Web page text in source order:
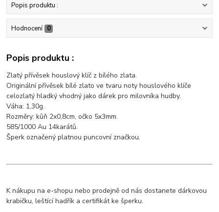
Popis produktu :
Hodnocení 0
Popis produktu :
Zlatý přívěsek houslový klíč z bílého zlata.
Originální přívěsek bílé zlato ve tvaru noty houslového klíče
celozlatý hladký vhodný jako dárek pro milovníka hudby.
Váha: 1,30g.
Rozměry: kůň 2x0,8cm, očko 5x3mm.
585/1000 Au 14karátů.
Šperk označený platnou puncovní značkou.
K nákupu na e-shopu nebo prodejně od nás dostanete dárkovou
krabičku, leštící hadřík a certifikát ke šperku.